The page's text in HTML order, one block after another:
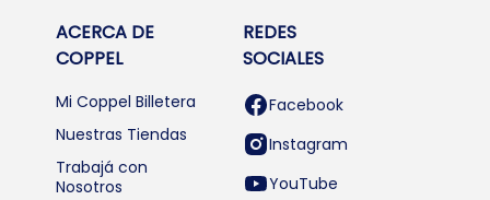
ACERCA DE
COPPEL
Mi Coppel Billetera
Nuestras Tiendas
Trabajá con
Nosotros
REDES
SOCIALES
Facebook
Instagram
YouTube